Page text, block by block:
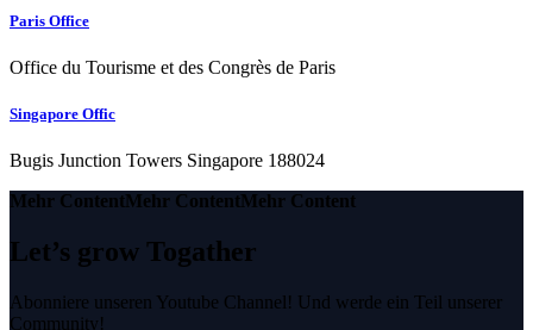
Paris Office
Office du Tourisme et des Congrès de Paris
Singapore Offic
Bugis Junction Towers Singapore 188024
Mehr ContentMehr ContentMehr Content
Let’s grow Togather
Abonniere unseren Youtube Channel! Und werde ein Teil unserer
Community!